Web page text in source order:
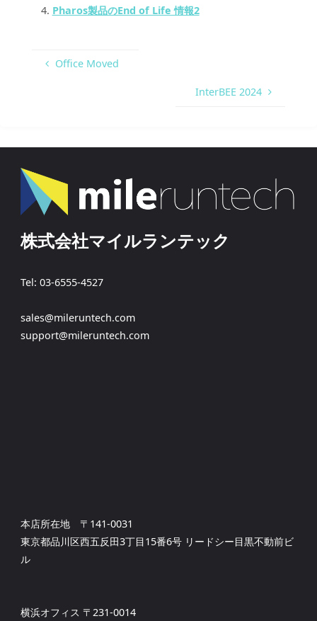
Pharos製品のEnd of Life 情報2
Office Moved
InterBEE 2024
株式会社マイルランテック
Tel: 03-6555-4527
sales@mileruntech.com
support@mileruntech.com
本店所在地 〒141-0031
東京都品川区西五反田3丁目15番6号 リードシー目黒不動前ビ
ル
横浜オフィス 〒231-0014